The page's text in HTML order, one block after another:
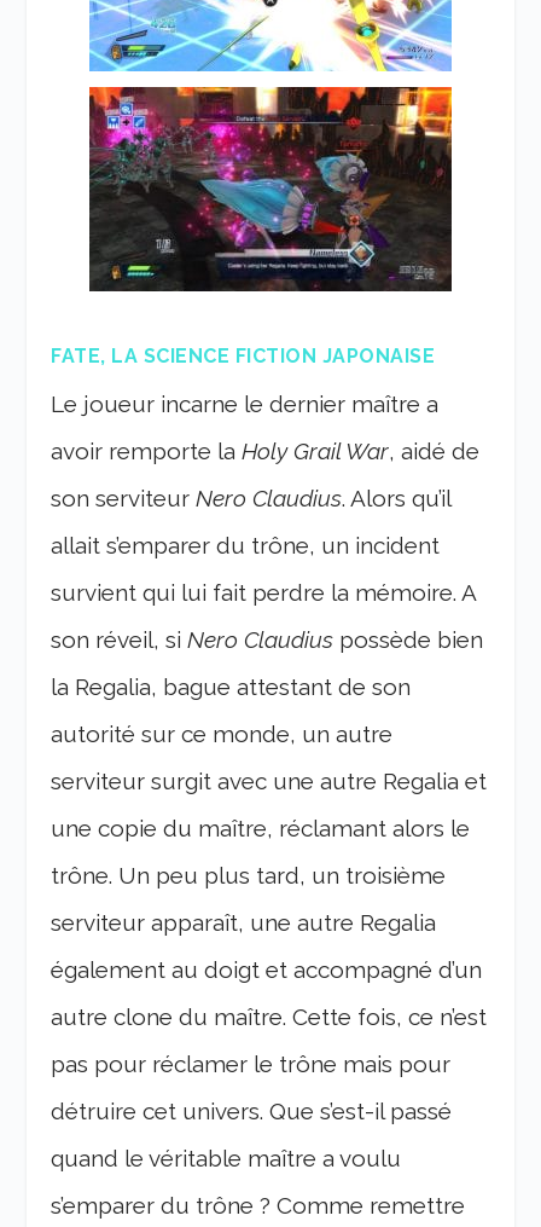
FATE, LA SCIENCE FICTION JAPONAISE
Le joueur incarne le dernier maître a
avoir remporte laHoly Grail War, aidé de
son serviteurNero Claudius. Alors qu’il
allait s’emparer du trône, un incident
survient qui lui fait perdre la mémoire. A
son réveil, siNero Claudius possède bien
la Regalia, bague attestant de son
autorité sur ce monde, un autre
serviteur surgit avec une autre Regalia et
une copie du maître, réclamant alors le
trône. Un peu plus tard, un troisième
serviteur apparaît, une autre Regalia
également au doigt et accompagné d’un
autre clone du maître. Cette fois, ce n’est
pas pour réclamer le trône mais pour
détruire cet univers. Que s’est-il passé
quand le véritable maître a voulu
s’emparer du trône ? Comme remettre